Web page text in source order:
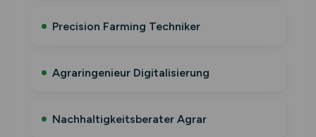
Precision Farming Techniker
Agraringenieur Digitalisierung
Nachhaltigkeitsberater Agrar